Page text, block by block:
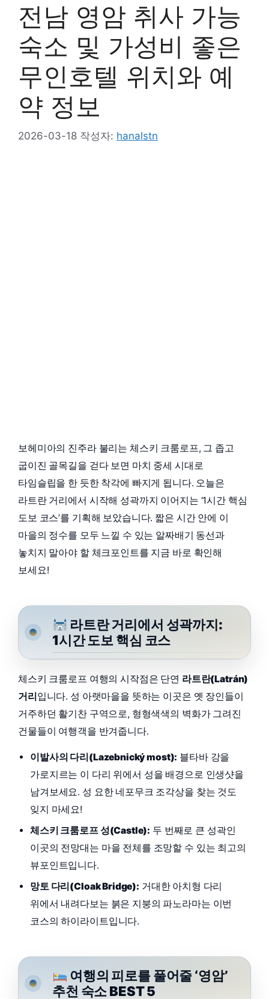
전남 영암 취사 가능
숙소 및 가성비 좋은
무인호텔 위치와 예
약 정보
2026-03-18 작성자: hanalstn
보헤미아의 진주라 불리는 체스키 크룸로프, 그 좁고
굽이진 골목길을 걷다 보면 마치 중세 시대로
타임슬립을 한 듯한 착각에 빠지게 됩니다. 오늘은
라트란 거리에서 시작해 성곽까지 이어지는 ‘1시간 핵심
도보 코스’를 기획해 보았습니다. 짧은 시간 안에 이
마을의 정수를 모두 느낄 수 있는 알짜배기 동선과
놓치지 말아야 할 체크포인트를 지금 바로 확인해
보세요!
라트란 거리에서 성곽까지:
1시간 도보 핵심 코스
체스키 크룸로프 여행의 시작점은 단연 라트란(Latrán)
거리입니다. 성 아랫마을을 뜻하는 이곳은 옛 장인들이
거주하던 활기찬 구역으로, 형형색색의 벽화가 그려진
건물들이 여행객을 반겨줍니다.
이발사의 다리(Lazebnický most): 블타바 강을
가로지르는 이 다리 위에서 성을 배경으로 인생샷을
남겨보세요. 성 요한 네포무크 조각상을 찾는 것도
잊지 마세요!
체스키 크룸로프 성(Castle): 두 번째로 큰 성곽인
이곳의 전망대는 마을 전체를 조망할 수 있는 최고의
뷰포인트입니다.
망토 다리(Cloak Bridge): 거대한 아치형 다리
위에서 내려다보는 붉은 지붕의 파노라마는 이번
코스의 하이라이트입니다.
여행의 피로를 풀어줄 ‘영암’
추천 숙소 BEST 5